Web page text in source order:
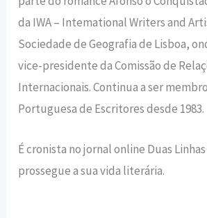
da IWA – Intemational Writers and
Sociedade de Geografia de Lisboa,
vice-presidente da Comissão de
Internacionais. Continua a ser
Portuguesa de Escritores desde 1983.
É cronista no jornal online Duas
prossegue a sua vida literária.